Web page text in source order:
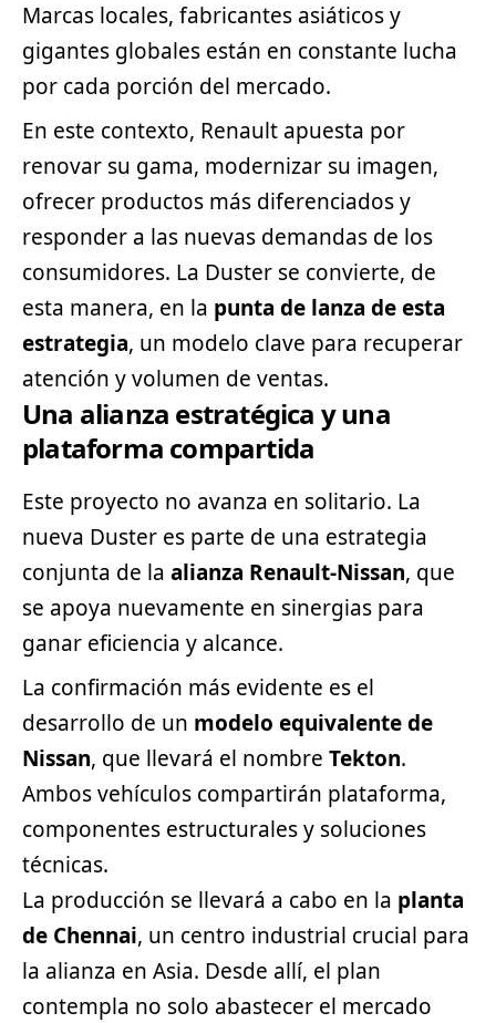
Marcas locales, fabricantes asiáticos y
gigantes globales están en constante lucha
por cada porción del mercado.
En este contexto, Renault apuesta por
renovar su gama, modernizar su imagen,
ofrecer productos más diferenciados y
responder a las nuevas demandas de los
consumidores. La Duster se convierte, de
esta manera, en la punta de lanza de esta
estrategia, un modelo clave para recuperar
atención y volumen de ventas.
Una alianza estratégica y una
plataforma compartida
Este proyecto no avanza en solitario. La
nueva Duster es parte de una estrategia
conjunta de la alianza Renault-Nissan, que
se apoya nuevamente en sinergias para
ganar eficiencia y alcance.
La confirmación más evidente es el
desarrollo de un modelo equivalente de
Nissan, que llevará el nombre Tekton.
Ambos vehículos compartirán plataforma,
componentes estructurales y soluciones
técnicas.
La producción se llevará a cabo en la planta
de Chennai, un centro industrial crucial para
la alianza en Asia. Desde allí, el plan
contempla no solo abastecer el mercado